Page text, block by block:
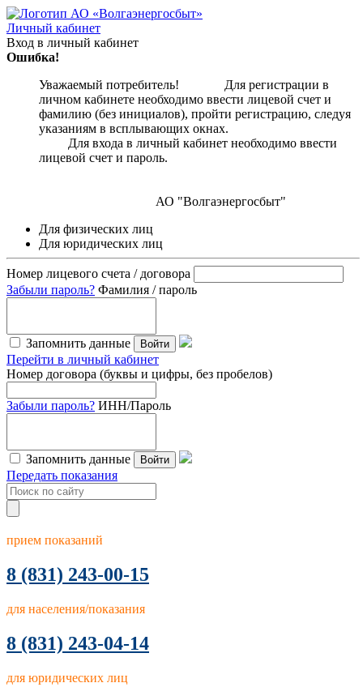
Личный кабинет
Вход в личный кабинет
Ошибка!
Уважаемый потребитель! Для регистрации в
личном кабинете необходимо ввести лицевой счет и
фамилию (без инициалов), пройти регистрацию, следуя
указаниям в всплывающих окнах.
Для входа в личный кабинет необходимо ввести
лицевой счет и пароль.
АО "Волгаэнергосбыт"
Для физических лиц
Для юридических лиц
Номер лицевого счета / договора
Забыли пароль? Фамилия / пароль
Запомнить данные Войти
Перейти в личный кабинет
Номер договора (буквы и цифры, без пробелов)
Забыли пароль? ИНН/Пароль
Запомнить данные Войти
Передать показания
прием показаний
8 (831) 243-00-15
для населения/показания
8 (831) 243-04-14
для юридических лиц